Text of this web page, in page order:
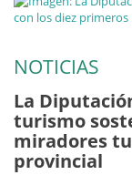
NOTICIAS
La
turismo
miradores
provincial